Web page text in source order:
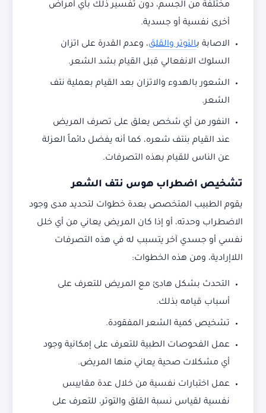
مختلفة من الجسم، دون تفسير ذلك بأي أمراض
أخرى نفسية أو جسدية.
الاصابة بالتوتر والقلق، وعدم القدرة على اتزان
السلوك الانفعالي قبل القيام بشد الشعر.
الشعور بالهدوء والاتزان بعد القيام بعملية نتف
الشعر.
النفور من أي شخص يعلق على تصرف المريض
عند القيام بنتف شعره، كما أنه يفضل دائماً العزلة
عن الناس للقيام بهذه التصرفات.
تشخيص اضطراب هوس نتف الشعر
يقوم الطبيب المتخصص بعدة خطوات لتحديد مدى وجود
الاضطراب وحدته، أو إذا كان المريض يعاني من أي خلل
نفسي أو جسدي آخر يتسبب له في هذه التصرفات
اللاإرادية، ومن هذه الخطوات:
التحدث بشكل هادئ مع المريض للتعرف على
أسباب قيامه بذلك.
تشخيص كمية الشعر المفقودة.
عمل الفحوصات الطبية للتعرف على إمكانية وجود
أي مشكلات صحية يعاني منها المريض.
عمل اختبارات نفسية من خلال عدة مقاييس
نفسية لقياس نسبة القلق والتوتر، للتعرف على